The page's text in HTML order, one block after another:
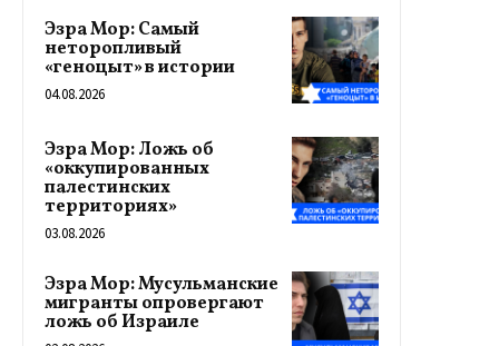
Эзра Мор: Самый
неторопливый
«геноцыт» в истории
04.08.2026
Эзра Мор: Ложь об
«оккупированных
палестинских
территориях»
03.08.2026
Эзра Мор: Мусульманские
мигранты опровергают
ложь об Израиле